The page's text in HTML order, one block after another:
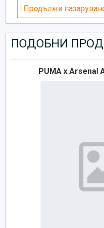
Продължи
ПОДОБНИ
PUMA x Arsenal